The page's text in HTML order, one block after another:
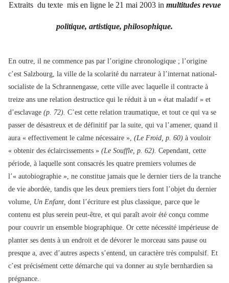
Extraits du texte mis en ligne le 21 mai 2003 in multitudes revue
politique, artistique, philosophique.
En outre, il ne commence pas par l’origine chronologique ; l’origine
c’est Salzbourg, la ville de la scolarité du narrateur à l’internat national-
socialiste de la Schrannengasse, cette ville avec laquelle il contracte à
treize ans une relation destructice qui le réduit à un « état maladif » et
d’esclavage (p. 72). C’est cette relation traumatique, et tout ce qui va se
passer de désastreux et de définitif par la suite, qui va l’amener, quand il
aura « effectivement le calme nécessaire », (Le Froid, p. 60) à vouloir
« obtenir des éclaircissements » (Le Souffle, p. 62). Cependant, cette
période, à laquelle sont consacrés les quatre premiers volumes de
l’« autobiographie », ne constitue jamais que le dernier tiers de la tranche
de vie abordée, tandis que les deux premiers tiers font l’objet du dernier
volume, Un Enfant, dont l’écriture est plus classique, parce que le
contenu est plus serein peut-être, et qui paraît avoir été conçu comme
pour couvrir un ensemble biographique. Or cette nécessité impérieuse de
planter ses dents à un endroit et de dévorer le morceau sans pause ou
presque a, avec d’autres aspects s’entend, un caractère très compulsif. Et
c’est précisément cette démarche qui va donner au style bernhardien sa
prégnance.